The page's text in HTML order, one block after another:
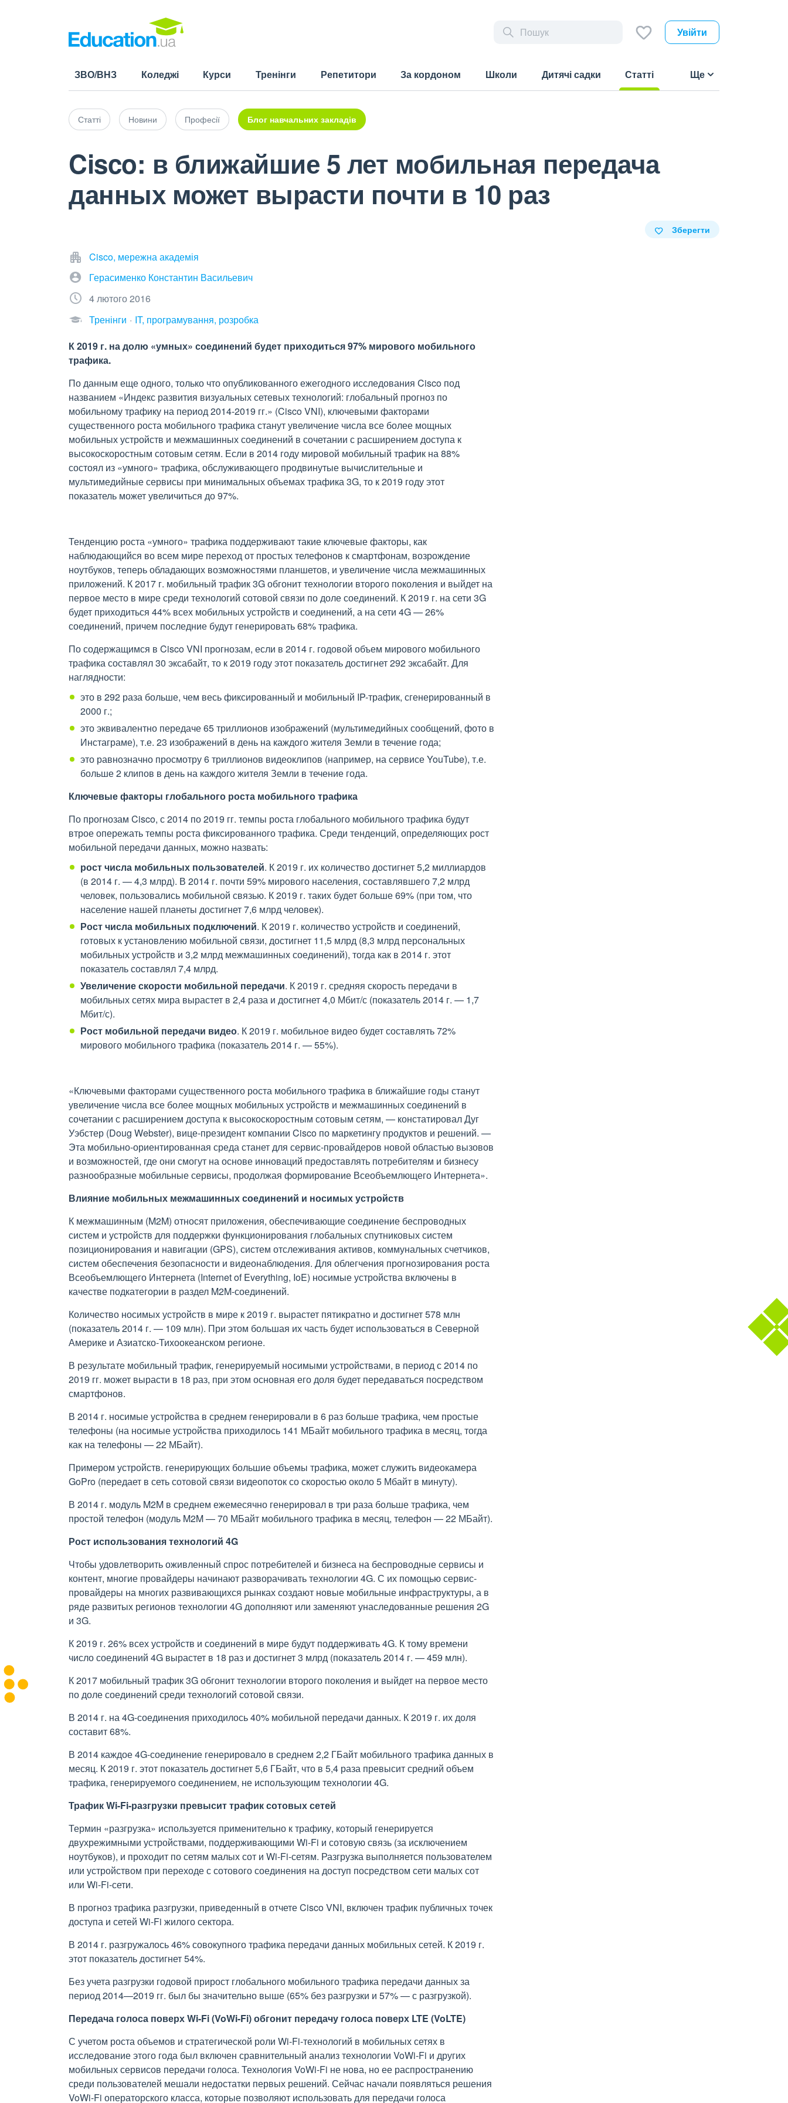
Увійти
ЗВО/ВНЗ Коледжі Курси Тренінги Репетитори За кордоном Школи Дитячі садки
Статті
Ще
Статті Новини Професії Блог навчальних закладів
Cisco: в ближайшие 5 лет мобильная передача
данных может вырасти почти в 10 раз
Зберегти
Cisco, мережна академія
Герасименко Константин Васильевич
4 лютого 2016
Тренінги
IT, програмування, розробка
К 2019 г. на долю «умных» соединений будет приходиться 97% мирового мобильного
трафика.
По данным еще одного, только что опубликованного ежегодного исследования Cisco под
названием «Индекс развития визуальных сетевых технологий: глобальный прогноз по
мобильному трафику на период 2014-2019 гг.» (Cisco VNI), ключевыми факторами
существенного роста мобильного трафика станут увеличение числа все более мощных
мобильных устройств и межмашинных соединений в сочетании с расширением доступа к
высокоскоростным сотовым сетям. Если в 2014 году мировой мобильный трафик на 88%
состоял из «умного» трафика, обслуживающего продвинутые вычислительные и
мультимедийные сервисы при минимальных объемах трафика 3G, то к 2019 году этот
показатель может увеличиться до 97%.
Тенденцию роста «умного» трафика поддерживают такие ключевые факторы, как
наблюдающийся во всем мире переход от простых телефонов к смартфонам, возрождение
ноутбуков, теперь обладающих возможностями планшетов, и увеличение числа межмашинных
приложений. К 2017 г. мобильный трафик 3G обгонит технологии второго поколения и выйдет на
первое место в мире среди технологий сотовой связи по доле соединений. К 2019 г. на сети 3G
будет приходиться 44% всех мобильных устройств и соединений, а на сети 4G — 26%
соединений, причем последние будут генерировать 68% трафика.
По содержащимся в Cisco VNI прогнозам, если в 2014 г. годовой объем мирового мобильного
трафика составлял 30 эксабайт, то к 2019 году этот показатель достигнет 292 эксабайт. Для
наглядности:
это в 292 раза больше, чем весь фиксированный и мобильный IP-трафик, сгенерированный в
2000 г.;
это эквивалентно передаче 65 триллионов изображений (мультимедийных сообщений, фото в
Инстаграме), т.е. 23 изображений в день на каждого жителя Земли в течение года;
это равнозначно просмотру 6 триллионов видеоклипов (например, на сервисе YouTube), т.е.
больше 2 клипов в день на каждого жителя Земли в течение года.
Ключевые факторы глобального роста мобильного трафика
По прогнозам Cisco, с 2014 по 2019 гг. темпы роста глобального мобильного трафика будут
втрое опережать темпы роста фиксированного трафика. Среди тенденций, определяющих рост
мобильной передачи данных, можно назвать:
рост числа мобильных пользователей. К 2019 г. их количество достигнет 5,2 миллиардов
(в 2014 г. — 4,3 млрд). В 2014 г. почти 59% мирового населения, составлявшего 7,2 млрд
человек, пользовались мобильной связью. К 2019 г. таких будет больше 69% (при том, что
население нашей планеты достигнет 7,6 млрд человек).
Рост числа мобильных подключений. К 2019 г. количество устройств и соединений,
готовых к установлению мобильной связи, достигнет 11,5 млрд (8,3 млрд персональных
мобильных устройств и 3,2 млрд межмашинных соединений), тогда как в 2014 г. этот
показатель составлял 7,4 млрд.
Увеличение скорости мобильной передачи. К 2019 г. средняя скорость передачи в
мобильных сетях мира вырастет в 2,4 раза и достигнет 4,0 Мбит/с (показатель 2014 г. — 1,7
Мбит/с).
Рост мобильной передачи видео. К 2019 г. мобильное видео будет составлять 72%
мирового мобильного трафика (показатель 2014 г. — 55%).
«Ключевыми факторами существенного роста мобильного трафика в ближайшие годы станут
увеличение числа все более мощных мобильных устройств и межмашинных соединений в
сочетании с расширением доступа к высокоскоростным сотовым сетям, — констатировал Дуг
Уэбстер (Doug Webster), вице-президент компании Cisco по маркетингу продуктов и решений. —
Эта мобильно-ориентированная среда станет для сервис-провайдеров новой областью вызовов
и возможностей, где они смогут на основе инноваций предоставлять потребителям и бизнесу
разнообразные мобильные сервисы, продолжая формирование Всеобъемлющего Интернета».
Влияние мобильных межмашинных соединений и носимых устройств
К межмашинным (M2M) относят приложения, обеспечивающие соединение беспроводных
систем и устройств для поддержки функционирования глобальных спутниковых систем
позиционирования и навигации (GPS), систем отслеживания активов, коммунальных счетчиков,
систем обеспечения безопасности и видеонаблюдения. Для облегчения прогнозирования роста
Всеобъемлющего Интернета (Internet of Everything, IoE) носимые устройства включены в
качестве подкатегории в раздел M2M-соединений.
Количество носимых устройств в мире к 2019 г. вырастет пятикратно и достигнет 578 млн
(показатель 2014 г. — 109 млн). При этом большая их часть будет использоваться в Северной
Америке и Азиатско-Тихоокеанском регионе.
В результате мобильный трафик, генерируемый носимыми устройствами, в период с 2014 по
2019 гг. может вырасти в 18 раз, при этом основная его доля будет передаваться посредством
смартфонов.
В 2014 г. носимые устройства в среднем генерировали в 6 раз больше трафика, чем простые
телефоны (на носимые устройства приходилось 141 МБайт мобильного трафика в месяц, тогда
как на телефоны — 22 МБайт).
Примером устройств. генерирующих большие объемы трафика, может служить видеокамера
GoPro (передает в сеть сотовой связи видеопоток со скоростью около 5 Мбайт в минуту).
В 2014 г. модуль M2M в среднем ежемесячно генерировал в три раза больше трафика, чем
простой телефон (модуль M2M — 70 МБайт мобильного трафика в месяц, телефон — 22 МБайт).
Рост использования технологий 4G
Чтобы удовлетворить оживленный спрос потребителей и бизнеса на беспроводные сервисы и
контент, многие провайдеры начинают разворачивать технологии 4G. С их помощью сервис-
провайдеры на многих развивающихся рынках создают новые мобильные инфраструктуры, а в
ряде развитых регионов технологии 4G дополняют или заменяют унаследованные решения 2G
и 3G.
К 2019 г. 26% всех устройств и соединений в мире будут поддерживать 4G. К тому времени
число соединений 4G вырастет в 18 раз и достигнет 3 млрд (показатель 2014 г. — 459 млн).
К 2017 мобильный трафик 3G обгонит технологии второго поколения и выйдет на первое место
по доле соединений среди технологий сотовой связи.
В 2014 г. на 4G-соединения приходилось 40% мобильной передачи данных. К 2019 г. их доля
составит 68%.
В 2014 каждое 4G-соединение генерировало в среднем 2,2 ГБайт мобильного трафика данных в
месяц. К 2019 г. этот показатель достигнет 5,6 ГБайт, что в 5,4 раза превысит средний объем
трафика, генерируемого соединением, не использующим технологии 4G.
Трафик Wi-Fi-разгрузки превысит трафик сотовых сетей
Термин «разгрузка» используется применительно к трафику, который генерируется
двухрежимными устройствами, поддерживающими Wi-Fi и сотовую связь (за исключением
ноутбуков), и проходит по сетям малых сот и Wi-Fi-сетям. Разгрузка выполняется пользователем
или устройством при переходе с сотового соединения на доступ посредством сети малых сот
или Wi-Fi-сети.
В прогноз трафика разгрузки, приведенный в отчете Cisco VNI, включен трафик публичных точек
доступа и сетей Wi-Fi жилого сектора.
В 2014 г. разгружалось 46% совокупного трафика передачи данных мобильных сетей. К 2019 г.
этот показатель достигнет 54%.
Без учета разгрузки годовой прирост глобального мобильного трафика передачи данных за
период 2014—2019 гг. был бы значительно выше (65% без разгрузки и 57% — с разгрузкой).
Передача голоса поверх Wi-Fi (VoWi-Fi) обгонит передачу голоса поверх LTE (VoLTE)
С учетом роста объемов и стратегической роли Wi-Fi-технологий в мобильных сетях в
исследование этого года был включен сравнительный анализ технологии VoWi-Fi и других
мобильных сервисов передачи голоса. Технология VoWi-Fi не нова, но ее распространению
среди пользователей мешали недостатки первых решений. Сейчас начали появляться решения
VoWi-Fi операторского класса, которые позволяют использовать для передачи голоса